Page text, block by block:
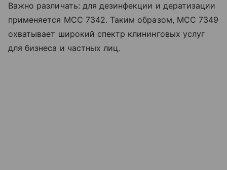
Важно различать: для дезинфекции и дератизации
применяется MCC 7342. Таким образом, MCC 7349
охватывает широкий спектр клининговых услуг
для бизнеса и частных лиц.